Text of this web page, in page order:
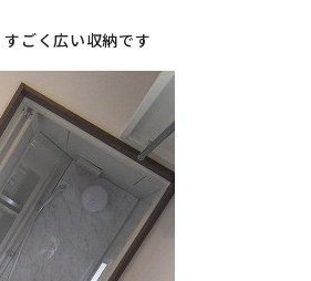
ごく広い収納です